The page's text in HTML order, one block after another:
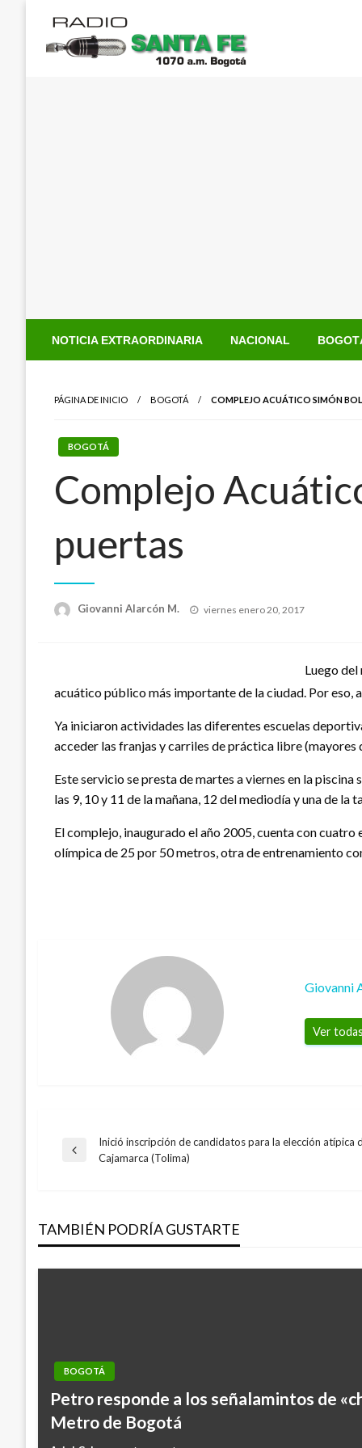
contenido
NOTICIA EXTRAORDINARIA NACIONAL
PÁGINA DE INICIO BOGOTÁ COMPLEJO ACUÁTICO SIMÓN
BOGOTÁ
Complejo
puertas
Giovanni Alarcón M.
Publicado
viernes enero 20, 2017
Luego
acuático público más importante de la ciudad. Por eso,
Ya iniciaron actividades las diferentes escuelas
acceder las franjas y carriles de práctica libre (mayores
Este servicio se presta de martes a viernes en la
las 9, 10 y 11 de la mañana, 12 del mediodía y una de
El complejo, inaugurado el año 2005, cuenta con
olímpica de 25 por 50 metros, otra de entrenamiento
Giovanni
Ver
Navegación
entradas
Entrada
Inició inscripción de candidatos para la elección atípica
Cajamarca (Tolima)
TAMBIÉN PODRÍA GUSTARTE
BOGOTÁ
Petro responde a los señalamintos de
Metro de Bogotá